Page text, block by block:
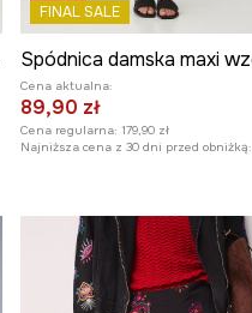
FINAL SALE
Cena aktualna:
89,90 zł
Cena regularna: 179,90 zł
Najniższa cena z 30 dni przed obniżką: